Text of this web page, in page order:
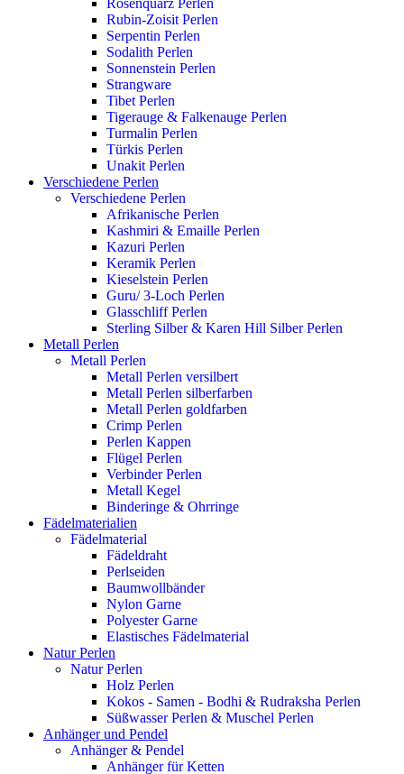
Rosenquarz Perlen
Rubin-Zoisit Perlen
Serpentin Perlen
Sodalith Perlen
Sonnenstein Perlen
Strangware
Tibet Perlen
Tigerauge & Falkenauge Perlen
Turmalin Perlen
Türkis Perlen
Unakit Perlen
Verschiedene Perlen
Verschiedene Perlen
Afrikanische Perlen
Kashmiri & Emaille Perlen
Kazuri Perlen
Keramik Perlen
Kieselstein Perlen
Guru/ 3-Loch Perlen
Glasschliff Perlen
Sterling Silber & Karen Hill Silber Perlen
Metall Perlen
Metall Perlen
Metall Perlen versilbert
Metall Perlen silberfarben
Metall Perlen goldfarben
Crimp Perlen
Perlen Kappen
Flügel Perlen
Verbinder Perlen
Metall Kegel
Binderinge & Ohrringe
Fädelmaterialien
Fädelmaterial
Fädeldraht
Perlseiden
Baumwollbänder
Nylon Garne
Polyester Garne
Elastisches Fädelmaterial
Natur Perlen
Natur Perlen
Holz Perlen
Kokos - Samen - Bodhi & Rudraksha Perlen
Süßwasser Perlen & Muschel Perlen
Anhänger und Pendel
Anhänger & Pendel
Anhänger für Ketten